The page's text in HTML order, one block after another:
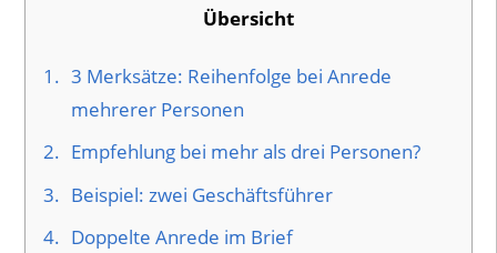
Übersicht
1. 3 Merksätze: Reihenfolge bei Anrede
mehrerer Personen
2. Empfehlung bei mehr als drei Personen?
3. Beispiel: zwei Geschäftsführer
4. Doppelte Anrede im Brief